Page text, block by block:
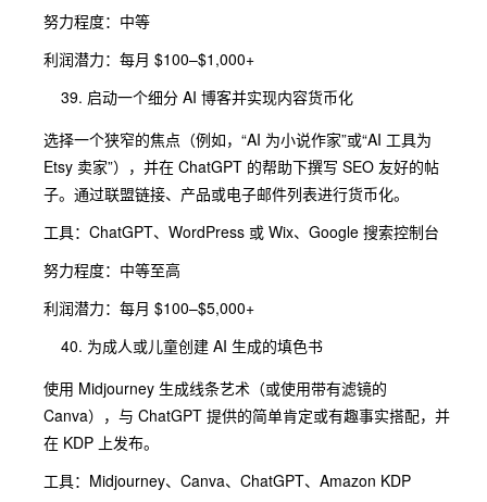
努力程度：中等
利润潜力：每月 $100–$1,000+
启动一个细分 AI 博客并实现内容货币化
选择一个狭窄的焦点（例如，“AI 为小说作家”或“AI 工具为
Etsy 卖家”），并在 ChatGPT 的帮助下撰写 SEO 友好的帖
子。通过联盟链接、产品或电子邮件列表进行货币化。
工具：ChatGPT、WordPress 或 Wix、Google 搜索控制台
努力程度：中等至高
利润潜力：每月 $100–$5,000+
为成人或儿童创建 AI 生成的填色书
使用 Midjourney 生成线条艺术（或使用带有滤镜的
Canva），与 ChatGPT 提供的简单肯定或有趣事实搭配，并
在 KDP 上发布。
工具：Midjourney、Canva、ChatGPT、Amazon KDP